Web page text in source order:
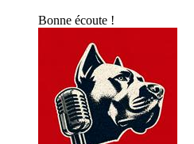
Bonne écoute !